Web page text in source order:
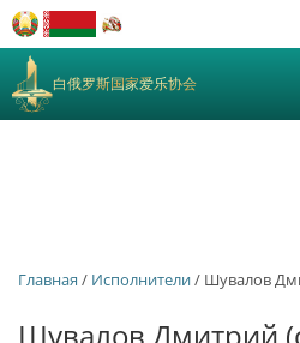
白俄罗斯国家爱乐协会
Главная / Исполнители/ Шувалов